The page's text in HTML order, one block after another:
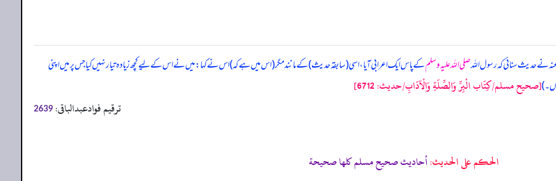
نے حدیث سنائی کہ رسول اللہصلی اللہ علیہ وسلمکے پاس ایک اعرابی آیا، اسی (سابقہ حدیث) کے مانند مگر (اس میں ہے کہ) اس نے کہا: میں نے اس کے لیے کچھ زیادہ تیار نہیں کیا جس پر میں اپنی
[صحيح مسلم/كِتَاب الْبِرِّ وَالصِّلَةِ وَالْآدَابِ/حدیث: 6712]
ترقیم فوادعبدالباقی: 2639
الحكم على الحديث:أحاديث صحيح مسلم كلها صحيحة